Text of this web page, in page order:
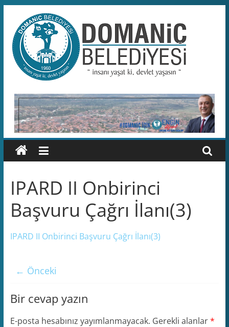
content
Domaniç
Belediyesi
T.C.
DOMANİÇ
BELEDİYESİ
RESMİ
WEB
IPARD II Onbirinci
Başvuru Çağrı İlanı(3)
IPARD II Onbirinci Başvuru Çağrı İlanı(3)
← Önceki
Bir cevap yazın
E-posta hesabınız yayımlanmayacak. Gerekli alanlar*